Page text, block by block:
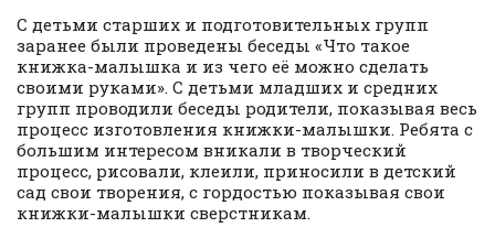
С детьми старших и подготовительных групп
заранее были проведены беседы «Что такое
книжка-малышка и из чего её можно сделать
своими руками». С детьми младших и средних
групп проводили беседы родители, показывая весь
процесс изготовления книжки-малышки. Ребята с
большим интересом вникали в творческий
процесс, рисовали, клеили, приносили в детский
сад свои творения, с гордостью показывая свои
книжки-малышки сверстникам.